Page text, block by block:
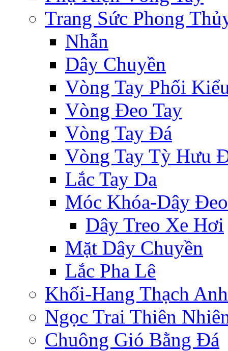
Trang Sức Phong
Nhẫn
Dây Chuyền
Vòng Tay Phối
Vòng Đeo Tay
Vòng Tay Đá
Vòng Tay Tỳ Hưu
Lắc Tay Da
Móc Khóa-Dây Đeo
Dây Treo Xe Hơi
Mặt Dây Chuyền
Lắc Pha Lê
Khối-Hang Thạch Anh
Ngọc Trai Thiên
Chuông Gió Bằng Đá